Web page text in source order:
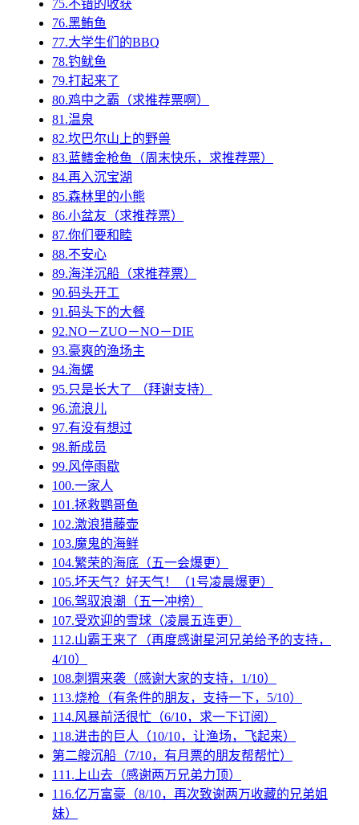
75.不错的收获
76.黑鲔鱼
77.大学生们的BBQ
78.钓鱿鱼
79.打起来了
80.鸡中之霸（求推荐票啊）
81.温泉
82.坎巴尔山上的野兽
83.蓝鳍金枪鱼（周末快乐，求推荐票）
84.再入沉宝湖
85.森林里的小熊
86.小盆友（求推荐票）
87.你们要和睦
88.不安心
89.海洋沉船（求推荐票）
90.码头开工
91.码头下的大餐
92.NO－ZUO－NO－DIE
93.豪爽的渔场主
94.海螺
95.只是长大了 （拜谢支持）
96.流浪儿
97.有没有想过
98.新成员
99.风停雨歇
100.一家人
101.拯救鹦哥鱼
102.激浪猎藤壶
103.魔鬼的海鲜
104.繁荣的海底（五一会爆更）
105.坏天气？好天气！（1号凌晨爆更）
106.驾驭浪潮（五一冲榜）
107.受欢迎的雪球（凌晨五连更）
112.山霸王来了（再度感谢星河兄弟给予的支持，
4/10）
108.刺猬来袭（感谢大家的支持，1/10）
113.烧枪（有条件的朋友，支持一下，5/10）
114.风暴前活很忙（6/10，求一下订阅）
118.进击的巨人（10/10，让渔场，飞起来）
第二艘沉船（7/10，有月票的朋友帮帮忙）
111.上山去（感谢两万兄弟力顶）
116.亿万富豪（8/10，再次致谢两万收藏的兄弟姐
妹）